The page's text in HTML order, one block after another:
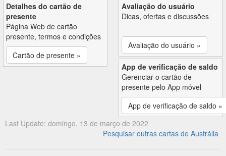
Detalhes do cartão de
presente
Página Web de cartão
presente, termos e condições
Cartão de presente »
Avaliação do usuário
Dicas, ofertas e discussões
Avaliação do usuário »
App de verificação de saldo
Gerenciar o cartão de
presente pelo App móvel
App de verificação de saldo »
Last Update: domingo, 13 de março de 2022
Pesquisar outras cartas de Austrália